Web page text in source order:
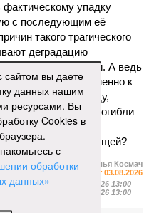
фактическому упадку
с последующим её
такого трагического
деградацию
и болезни. А ведь
ведёт именно к
эпидемиям, голоду,
населения. Так погибли
– список не
будет следующей?
Илья Космач
«Наша версия» №29 от 03.08.2026
Опубликовано:
05.08.2026 13:00
05.08.2026 13:00
сайтом вы даете
данных нашим
ресурсами. Вы
Cookies в
с
обработки
данных»